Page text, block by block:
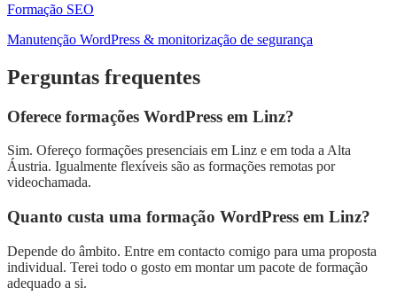
Formação SEO
Manutenção WordPress & monitorização de segurança
Perguntas frequentes
Oferece formações WordPress em Linz?
Sim. Ofereço formações presenciais em Linz e em toda a Alta
Áustria. Igualmente flexíveis são as formações remotas por
videochamada.
Quanto custa uma formação WordPress em Linz?
Depende do âmbito. Entre em contacto comigo para uma proposta
individual. Terei todo o gosto em montar um pacote de formação
adequado a si.